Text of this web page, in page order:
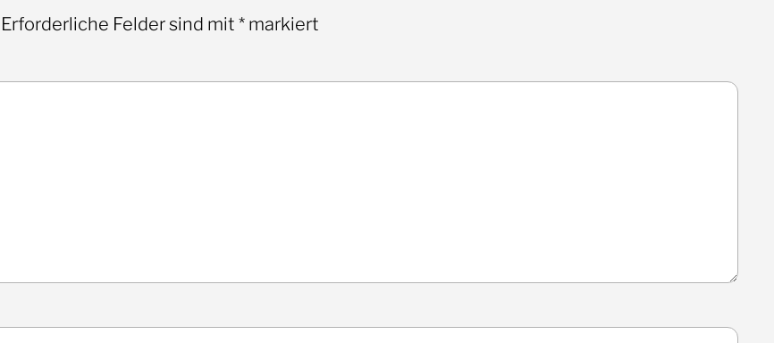
Erforderliche Felder sind mit * markiert